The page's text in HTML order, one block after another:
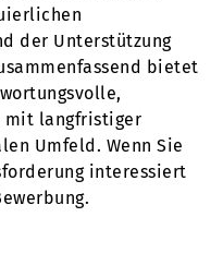
der Unterstützung
bietet
mit langfristiger
Umfeld. Wenn Sie
interessiert